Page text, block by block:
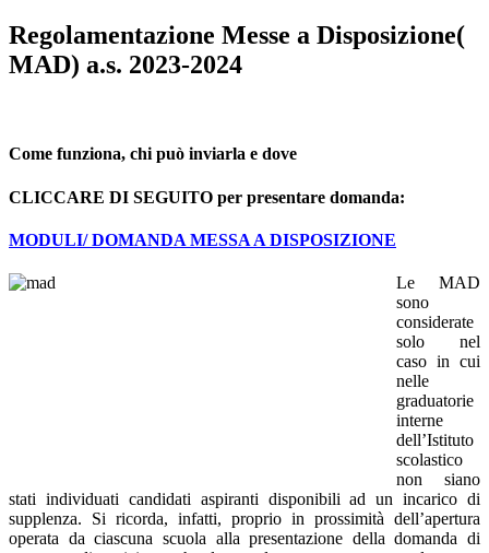
Regolamentazione Messe a Disposizione(
MAD) a.s. 2023-2024
Come funziona, chi può inviarla e dove
CLICCARE DI SEGUITO per presentare domanda:
MODULI/ DOMANDA MESSA A DISPOSIZIONE
Le MAD
sono
considerate
solo nel
caso in cui
nelle
graduatorie
interne
dell’Istituto
scolastico
non siano
stati individuati candidati aspiranti disponibili ad un incarico di
supplenza. Si ricorda, infatti, proprio in prossimità dell’apertura
operata da ciascuna scuola alla presentazione della domanda di